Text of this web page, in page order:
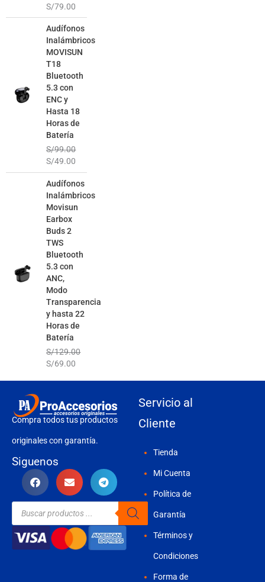
S/79.00
Audífonos
Inalámbricos
MOVISUN
T18
Bluetooth
5.3 con
ENC y
Hasta 18
Horas de
Batería
S/99.00
precio
S/99.00.
S/49.00
precio
S/49.00.
Audífonos
Inalámbricos
Movisun
Earbox
Buds 2
TWS
Bluetooth
5.3 con
ANC,
Modo
Transparencia
y hasta 22
Horas de
Batería
S/129.00
precio
original
era:
S/129.00.
S/69.00
precio
Compra todos tus productos
originales con garantía.
Siguenos
Búsqueda
productos
Servicio al
Cliente
Tienda
Mi Cuenta
Política de
Garantía
Términos y
Condiciones
Forma de